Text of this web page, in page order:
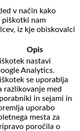
v način kako
piškotki nam
iz kje obiskovalci
Opis
nastavi
Analytics.
se uporablja
razlikovanje med
in sejami in
uporabo
mesta za
poročila o